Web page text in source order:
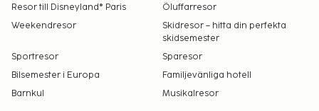
Resor till Disneyland® Paris
Öluffarresor
Weekendresor
Skidresor – hitta din perfekta
skidsemester
Sportresor
Sparesor
Bilsemester i Europa
Familjevänliga hotell
Barnkul
Musikalresor